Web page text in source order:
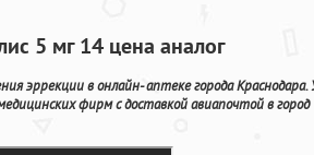
5 мг 14 цена аналог
эррекции в онлайн- аптеке города Краснодара.
фирм с доставкой авиапочтой в город